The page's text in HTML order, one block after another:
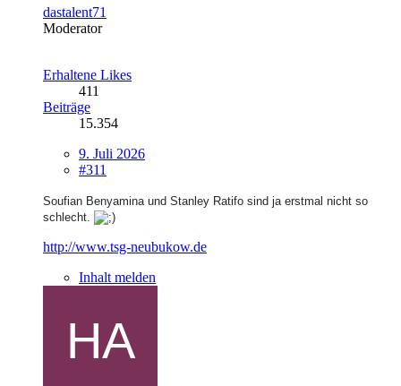
dastalent71
Moderator
Erhaltene Likes
411
Beiträge
15.354
9. Juli 2026
#311
Soufian Benyamina und Stanley Ratifo sind ja erstmal nicht so
schlecht.
http://www.tsg-neubukow.de
Inhalt melden